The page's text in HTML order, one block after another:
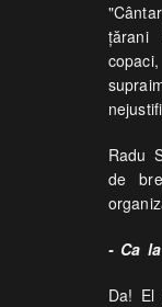
țărani
Radu
de
- Ca
Da! El